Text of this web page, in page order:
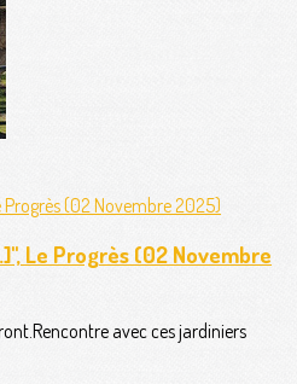
Le Progrès (02 Novembre
avec ces jardiniers